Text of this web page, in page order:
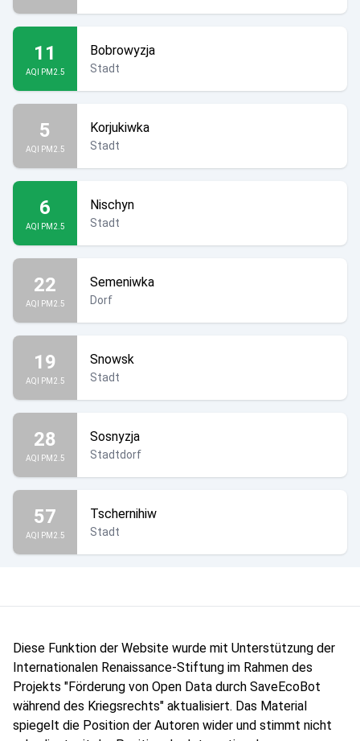
11
AQI PM2.5
Bobrowyzja
Stadt
5
AQI PM2.5
Korjukiwka
Stadt
6
AQI PM2.5
Nischyn
Stadt
22
AQI PM2.5
Semeniwka
Dorf
19
AQI PM2.5
Snowsk
Stadt
28
AQI PM2.5
Sosnyzja
Stadtdorf
57
AQI PM2.5
Tschernihiw
Stadt
Diese Funktion der Website wurde mit Unterstützung der
Internationalen Renaissance-Stiftung im Rahmen des
Projekts "Förderung von Open Data durch SaveEcoBot
während des Kriegsrechts" aktualisiert. Das Material
spiegelt die Position der Autoren wider und stimmt nicht